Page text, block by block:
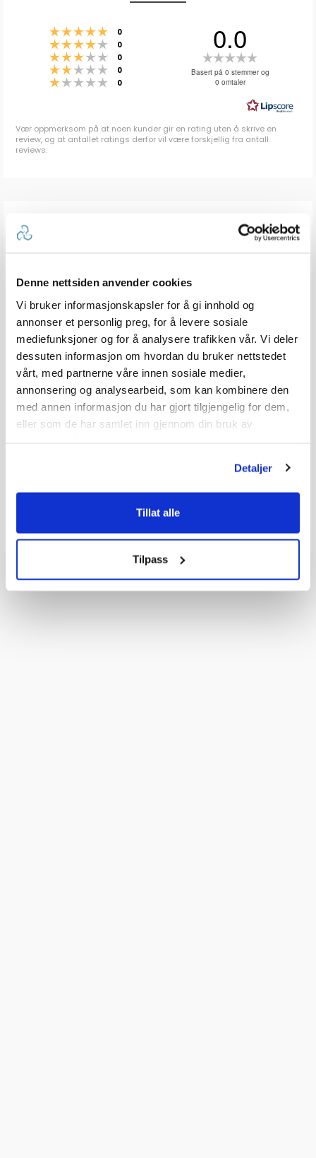
Denne nettsiden anvender cookies
Vi bruker informasjonskapsler for å gi innhold og
annonser et personlig preg, for å levere sosiale
mediefunksjoner og for å analysere trafikken vår. Vi deler
dessuten informasjon om hvordan du bruker nettstedet
vårt, med partnerne våre innen sosiale medier,
annonsering og analysearbeid, som kan kombinere den
med annen informasjon du har gjort tilgjengelig for dem,
eller som de har samlet inn gjennom din bruk av
Detaljer
Tillat alle
Tilpass
Karakter: 5 av 5 mulige
0
Karakter: 4 av 5 mulige
0
Karakter: 3 av 5 mulige
0
Karakter: 2 av 5 mulige
0
Karakter: 1 av 5 mulige
0
0.0
0.0
5
mulige
Basert på 0 stemmer og
0 omtaler
Vær oppmerksom på at noen kunder gir en rating uten å skrive en
review, og at antallet ratings derfor vil være forskjellig fra antall
reviews.
07. Oct 2024
Omtaletekst:
Hei. Kan man bestemme hvilken vei vifta skal gå på denne?
Og er det et backup-batteri eller er det kun på solcelle denne
går?
Svar
Marineshop AS(08. Oct 2024) :Denne varianten er noe
enklere og kan ikke vende luftstrømmen, Den har ikke
internt batteri, og går derfor så lenge det er dagslys, og
kan heller ikke skrus av. Variantene med varenummer
ventilatorene både skrus av og på, men også vende